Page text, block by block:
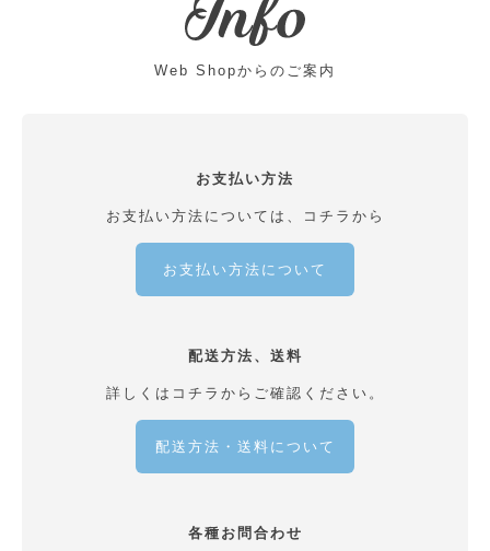
Web Shopからのご案内
お支払い方法
お支払い方法については、コチラから
お支払い方法について
配送方法、送料
詳しくはコチラからご確認ください。
配送方法・送料について
各種お問合わせ